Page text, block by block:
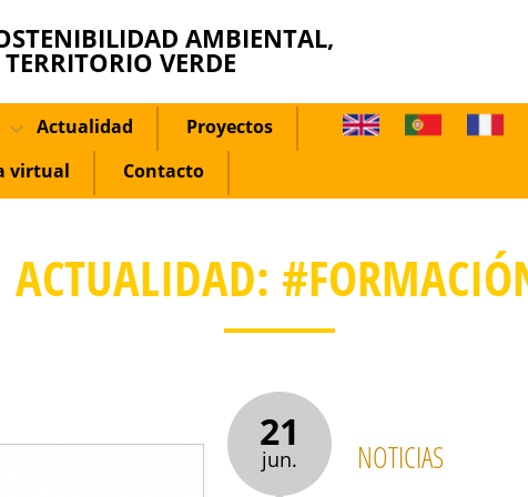
AMBIENTAL,
VERDE
Actualidad
Proyectos
virtual Contacto
ACTUALIDAD:
21
jun. NOTICIAS